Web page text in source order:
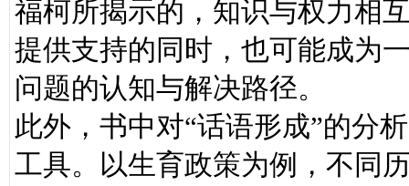
福柯所揭示的，知识与权力相
提供支持的同时，也可能成为
问题的认知与解决路径。
此外，书中对“话语形成”的分
工具。以生育政策为例，不同